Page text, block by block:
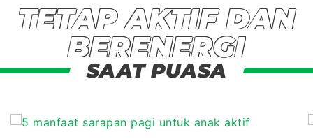
TETAP AKTIF DAN
BERENERGI
SAAT PUASA